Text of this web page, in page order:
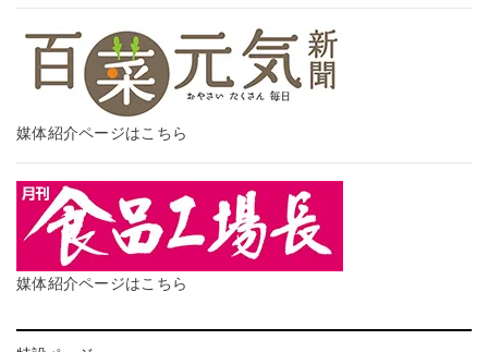
媒体紹介ページはこちら
媒体紹介ページはこちら